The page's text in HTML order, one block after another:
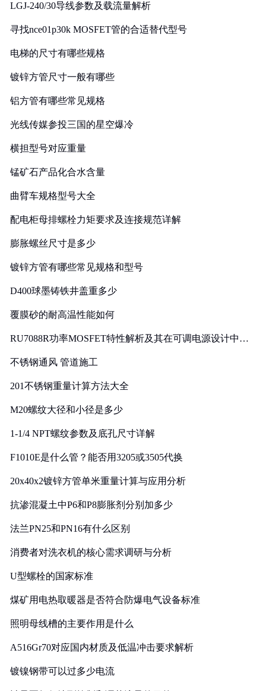
LGJ-240/30导线参数及载流量解析
寻找nce01p30k MOSFET管的合适替代型号
电梯的尺寸有哪些规格
镀锌方管尺寸一般有哪些
铝方管有哪些常见规格
光线传媒参投三国的星空爆冷
横担型号对应重量
锰矿石产品化合水含量
曲臂车规格型号大全
配电柜母排螺栓力矩要求及连接规范详解
膨胀螺丝尺寸是多少
镀锌方管有哪些常见规格和型号
D400球墨铸铁井盖重多少
覆膜砂的耐高温性能如何
RU7088R功率MOSFET特性解析及其在可调电源设计中的
不锈钢通风 管道施工
201不锈钢重量计算方法大全
M20螺纹大径和小径是多少
1-1/4 NPT螺纹参数及底孔尺寸详解
F1010E是什么管？能否用3205或3505代换
20x40x2镀锌方管单米重量计算与应用分析
抗渗混凝土中P6和P8膨胀剂分别加多少
法兰PN25和PN16有什么区别
消费者对洗衣机的核心需求调研与分析
U型螺栓的国家标准
煤矿用电热取暖器是否符合防爆电气设备标准
照明母线槽的主要作用是什么
A516Gr70对应国内材质及低温冲击要求解析
镀镍钢带可以过多少电流